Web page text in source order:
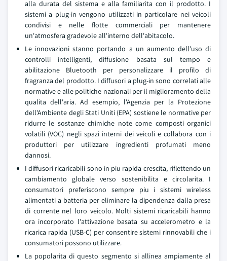
alla durata del sistema e alla familiarita con il prodotto. I
sistemi a plug-in vengono utilizzati in particolare nei veicoli
condivisi e nelle flotte commerciali per mantenere
un'atmosfera gradevole all'interno dell'abitacolo.
Le innovazioni stanno portando a un aumento dell'uso di
controlli intelligenti, diffusione basata sul tempo e
abilitazione Bluetooth per personalizzare il profilo di
fragranza del prodotto. I diffusori a plug-in sono correlati alle
normative e alle politiche nazionali per il miglioramento della
qualita dell'aria. Ad esempio, l'Agenzia per la Protezione
dell'Ambiente degli Stati Uniti (EPA) sostiene le normative per
ridurre le sostanze chimiche note come composti organici
volatili (VOC) negli spazi interni dei veicoli e collabora con i
produttori per utilizzare ingredienti profumati meno
dannosi.
I diffusori ricaricabili sono in piu rapida crescita, riflettendo un
cambiamento globale verso sostenibilita e circolarita. I
consumatori preferiscono sempre piu i sistemi wireless
alimentati a batteria per eliminare la dipendenza dalla presa
di corrente nel loro veicolo. Molti sistemi ricaricabili hanno
ora incorporato l'attivazione basata su accelerometro e la
ricarica rapida (USB-C) per consentire sistemi rinnovabili che i
consumatori possono utilizzare.
La popolarita di questo segmento si allinea ampiamente al